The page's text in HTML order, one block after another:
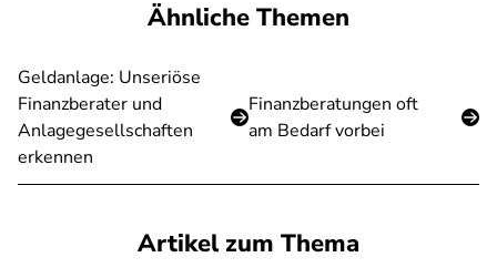
Ähnliche Themen
Geldanlage: Unseriöse
Finanzberater und
Anlagegesellschaften
erkennen
Finanzberatungen oft
am Bedarf vorbei
Artikel zum Thema